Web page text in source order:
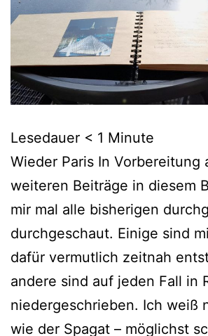
Lesedauer < 1 Minute
Wieder Paris In Vorbereitung
weiteren Beiträge in diesem
mir mal alle bisherigen
durchgeschaut. Einige sind
dafür vermutlich zeitnah
andere sind auf jeden Fall in
niedergeschrieben. Ich weiß
wie der Spagat – möglichst